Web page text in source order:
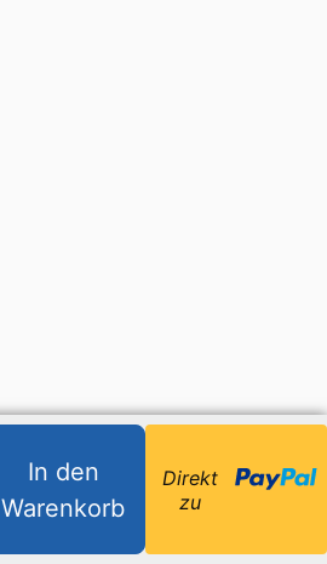
In den
Warenkorb
Direkt
zu